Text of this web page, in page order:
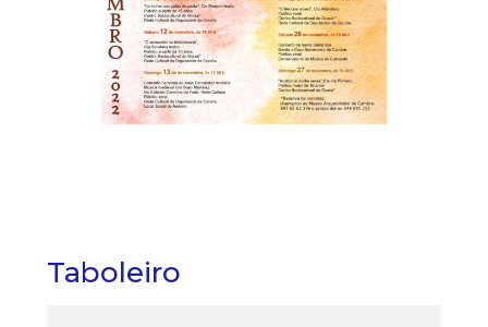
Taboleiro